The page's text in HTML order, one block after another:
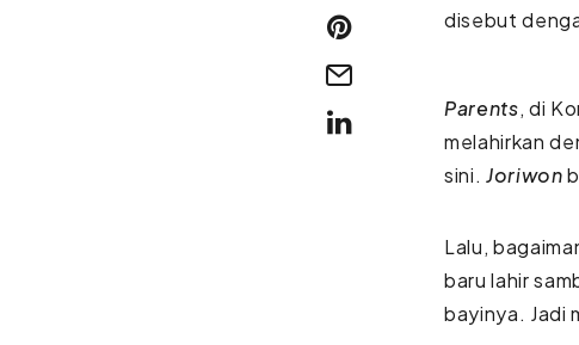
disebut
Parents, di
melahirkan
sini. Joriwon
Lalu,
baru lahir
bayinya. Jadi